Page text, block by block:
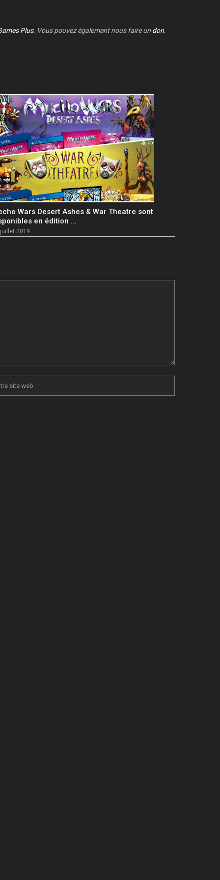
Plus. Vous pouvez également nous faire un don.
Wars Desert Ashes & War Theatre sont
en édition ...
2019